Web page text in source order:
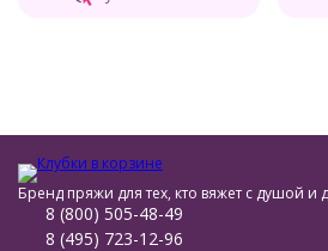
Бренд пряжи для тех, кто вяжет с душой и
8 (800) 505-48-49
8 (495) 723-12-96